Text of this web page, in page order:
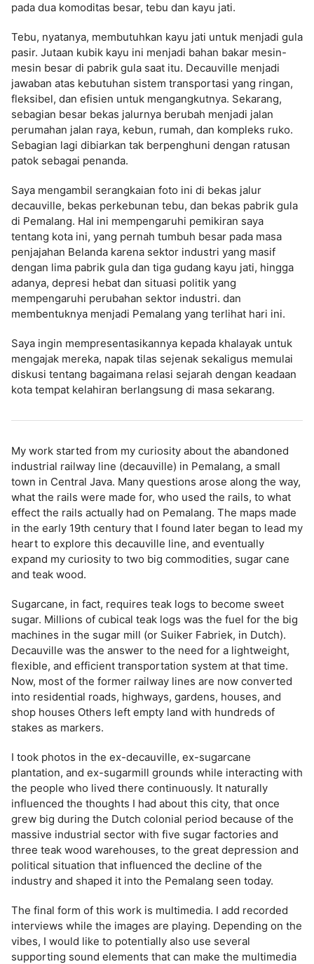
pada dua komoditas besar, tebu dan kayu jati.
Tebu, nyatanya, membutuhkan kayu jati untuk menjadi gula
pasir. Jutaan kubik kayu ini menjadi bahan bakar mesin-
mesin besar di pabrik gula saat itu. Decauville menjadi
jawaban atas kebutuhan sistem transportasi yang ringan,
fleksibel, dan efisien untuk mengangkutnya. Sekarang,
sebagian besar bekas jalurnya berubah menjadi jalan
perumahan jalan raya, kebun, rumah, dan kompleks ruko.
Sebagian lagi dibiarkan tak berpenghuni dengan ratusan
patok sebagai penanda.
Saya mengambil serangkaian foto ini di bekas jalur
decauville, bekas perkebunan tebu, dan bekas pabrik gula
di Pemalang. Hal ini mempengaruhi pemikiran saya
tentang kota ini, yang pernah tumbuh besar pada masa
penjajahan Belanda karena sektor industri yang masif
dengan lima pabrik gula dan tiga gudang kayu jati, hingga
adanya, depresi hebat dan situasi politik yang
mempengaruhi perubahan sektor industri. dan
membentuknya menjadi Pemalang yang terlihat hari ini.
Saya ingin mempresentasikannya kepada khalayak untuk
mengajak mereka, napak tilas sejenak sekaligus memulai
diskusi tentang bagaimana relasi sejarah dengan keadaan
kota tempat kelahiran berlangsung di masa sekarang.
My work started from my curiosity about the abandoned
industrial railway line (decauville) in Pemalang, a small
town in Central Java. Many questions arose along the way,
what the rails were made for, who used the rails, to what
effect the rails actually had on Pemalang. The maps made
in the early 19th century that I found later began to lead my
heart to explore this decauville line, and eventually
expand my curiosity to two big commodities, sugar cane
and teak wood.
Sugarcane, in fact, requires teak logs to become sweet
sugar. Millions of cubical teak logs was the fuel for the big
machines in the sugar mill (or Suiker Fabriek, in Dutch).
Decauville was the answer to the need for a lightweight,
flexible, and efficient transportation system at that time.
Now, most of the former railway lines are now converted
into residential roads, highways, gardens, houses, and
shop houses Others left empty land with hundreds of
stakes as markers.
I took photos in the ex-decauville, ex-sugarcane
plantation, and ex-sugarmill grounds while interacting with
the people who lived there continuously. It naturally
influenced the thoughts I had about this city, that once
grew big during the Dutch colonial period because of the
massive industrial sector with five sugar factories and
three teak wood warehouses, to the great depression and
political situation that influenced the decline of the
industry and shaped it into the Pemalang seen today.
The final form of this work is multimedia. I add recorded
interviews while the images are playing. Depending on the
vibes, I would like to potentially also use several
supporting sound elements that can make the multimedia